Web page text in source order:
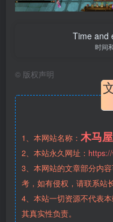
Time and
时间
© 版权声明
1、本网站名称： 木马屋
2、本站永久网址：
3、本网站的文章部分内
考，如有侵权，请联系站
4、本站一切资源不代表
其真实性负责。